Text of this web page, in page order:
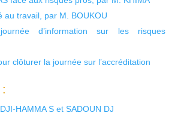
au travail, par M. BOUKOU
d’information sur les risques
clôturer la journée sur l’accréditation
HAMMA S et SADOUN DJ